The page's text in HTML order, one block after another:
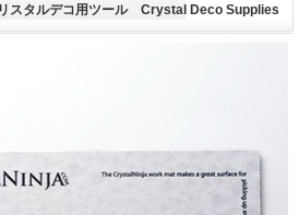
スタルデコ用ツール Crystal Deco Supplies